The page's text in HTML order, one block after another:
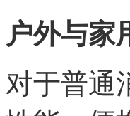
户外与家
对于普通